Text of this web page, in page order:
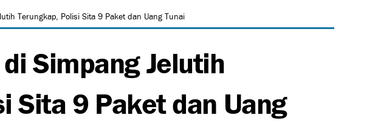
Terungkap, Polisi Sita 9 Paket dan Uang Tunai
Simpang Jelutih
Sita 9 Paket dan Uang